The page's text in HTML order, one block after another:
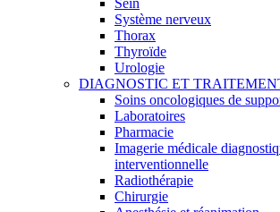
Sein
Système nerveux
Thorax
Thyroïde
Urologie
DIAGNOSTIC ET
Soins oncologiques de
Laboratoires
Pharmacie
Imagerie médicale
interventionnelle
Radiothérapie
Chirurgie